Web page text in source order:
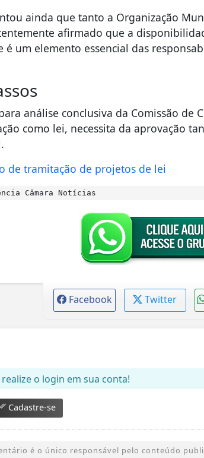
ainda que tanto a Organização
afirmado que a
é um elemento essencial das
análise conclusiva da Comissão de
como lei, necessita da aprovação
de tramitação de projetos de lei
Câmara Notícias
Facebook Twitter
o login em sua conta!
Cadastre-se
é o único responsável pelo conteúdo